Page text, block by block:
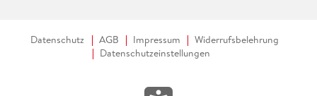
Datenschutz AGB Impressum
Widerrufsbelehrung
Datenschutzeinstellungen